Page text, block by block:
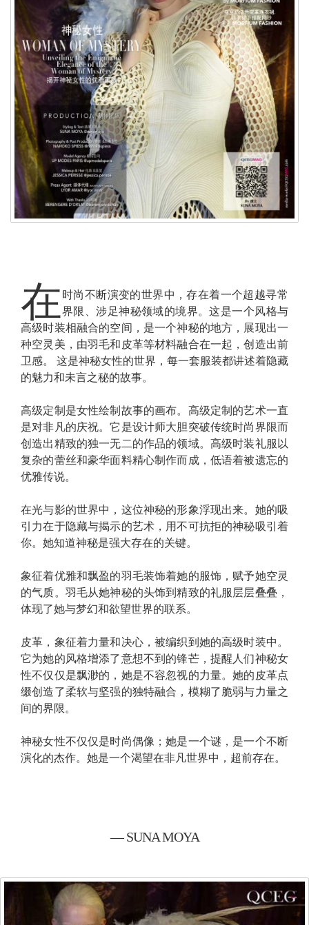
在 时尚不断演变的世界中，存在着一个超越寻常
界限、涉足神秘领域的境界。这是一个风格与
高级时装相融合的空间，是一个神秘的地方，展现出一
种空灵美，由羽毛和皮革等材料融合在一起，创造出前
卫感。 这是神秘女性的世界，每一套服装都讲述着隐藏
的魅力和未言之秘的故事。
高级定制是女性绘制故事的画布。高级定制的艺术一直
是对非凡的庆祝。它是设计师大胆突破传统时尚界限而
创造出精致的独一无二的作品的领域。高级时装礼服以
复杂的蕾丝和豪华面料精心制作而成，低语着被遗忘的
优雅传说。
在光与影的世界中，这位神秘的形象浮现出来。她的吸
引力在于隐藏与揭示的艺术，用不可抗拒的神秘吸引着
你。她知道神秘是强大存在的关键。
象征着优雅和飘盈的羽毛装饰着她的服饰，赋予她空灵
的气质。羽毛从她神秘的头饰到精致的礼服层层叠叠，
体现了她与梦幻和欲望世界的联系。
皮革，象征着力量和决心，被编织到她的高级时装中。
它为她的风格增添了意想不到的锋芒，提醒人们神秘女
性不仅仅是飘渺的，她是不容忽视的力量。她的皮革点
缀创造了柔软与坚强的独特融合，模糊了脆弱与力量之
间的界限。
神秘女性不仅仅是时尚偶像；她是一个谜，是一个不断
演化的杰作。她是一个渴望在非凡世界中，超前存在。
— SUNA MOYA